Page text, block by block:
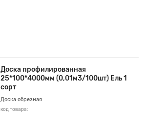
Доска профилированная
25*100*4000мм (0,01м3/100шт) Ель 1
сорт
Доска обрезная
код товара: